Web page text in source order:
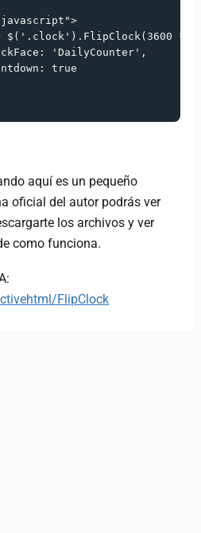
>
$ ( '.clock' ) . FlipClock(3600 *
: 'DailyCounter' ,
:
true
aquí es un pequeño
oficial del autor podrás ver
los archivos y ver
como funciona.
FlipClock